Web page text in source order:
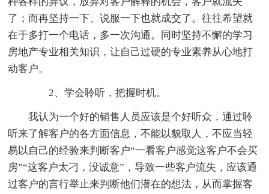
了；而再坚持一下、说服一下也就成交了。往往希望就
在于多打一个电话，多一次沟通。同时坚持不懈的学习
房地产专业相关知识，让自己过硬的专业素养从心地打
动客户。
2、学会聆听，把握时机。
我认为一个好的销售人员应该是个好听众，通过聆
听来了解客户的各方面信息，不能以貌取人，不应当轻
易以自己的经验来判断客户“一看客户感觉这客户不会买
房”“这客户太刁，没诚意”，导致一些客户流失，应该通
过客户的言行举止来判断他们潜在的想法，从而掌握客